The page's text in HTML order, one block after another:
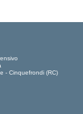
- Cinquefrondi (RC)